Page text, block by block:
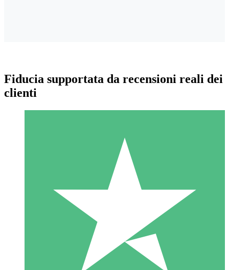
Pacchetti di Crediti Individuali
Paga a consumo con crediti di download. Nessun impegno
1 Download
10
Fiducia supportata da recensioni reali dei
clienti